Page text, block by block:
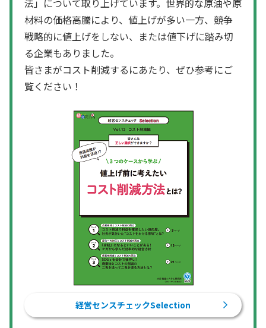
材料の価格高騰により、値上げが多い一方、競争
戦略的に値上げをしない、または値下げに踏み切
る企業もありました。
皆さまがコスト削減するにあたり、ぜひ参考にご
覧ください！
経営センスチェックSelection